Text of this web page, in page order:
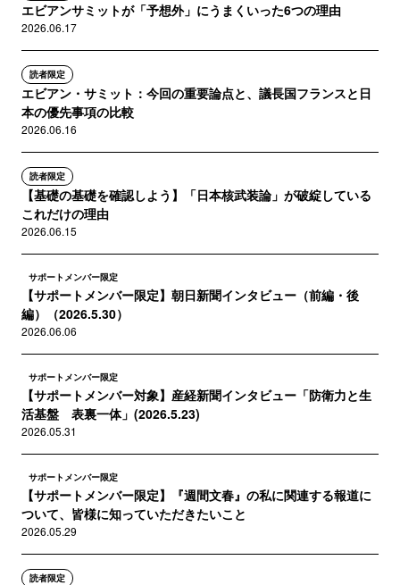
エビアンサミットが「予想外」にうまくいった6つの理由
2026.06.17
読者限定
エビアン・サミット：今回の重要論点と、議長国フランスと日
本の優先事項の比較
2026.06.16
読者限定
【基礎の基礎を確認しよう】「日本核武装論」が破綻している
これだけの理由
2026.06.15
サポートメンバー限定
【サポートメンバー限定】朝日新聞インタビュー（前編・後
編）（2026.5.30）
2026.06.06
サポートメンバー限定
【サポートメンバー対象】産経新聞インタビュー「防衛力と生
活基盤 表裏一体」(2026.5.23)
2026.05.31
サポートメンバー限定
【サポートメンバー限定】『週間文春』の私に関連する報道に
ついて、皆様に知っていただきたいこと
2026.05.29
読者限定